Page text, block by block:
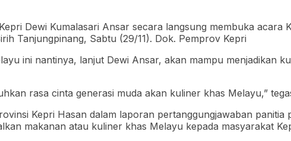
Dewi Kumalasari Ansar secara langsung membuka acara
Tanjungpinang, Sabtu (29/11). Dok. Pemprov Kepri
ini nantinya, lanjut Dewi Ansar, akan mampu menjadikan
rasa cinta generasi muda akan kuliner khas Melayu,”
Kepri Hasan dalam laporan pertanggungjawaban
makanan atau kuliner khas Melayu kepada masyarakat